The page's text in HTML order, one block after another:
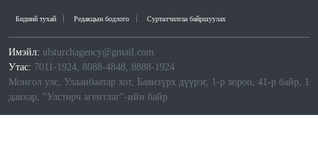
Бидний тухай Редакцын бодлого Сурталчилгаа байршуулах
Имэйл: ulsturchagency@gmail.com
Утас: 7011-1924, 8088-4848, 8888-1924
Монгол улс, Улаанбаатар хот, Баянзүрх дүүрэг, 1-р хороо, 41-р байр, 1
давхар, "Улстөрч агентлаг"-ийн байр